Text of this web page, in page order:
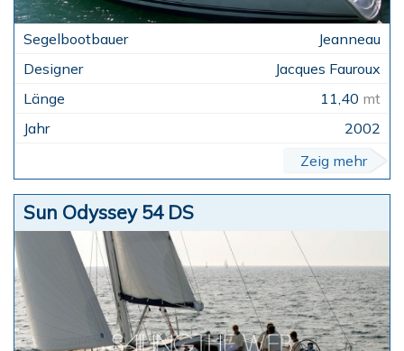
Jeanneau
Jacques Fauroux
11,40 mt
2002
Zeig mehr
Sun Odyssey 54 DS